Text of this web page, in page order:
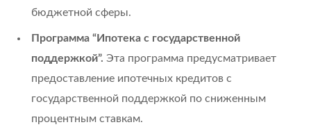
бюджетной сферы.
Программа “Ипотека с государственной
поддержкой”. Эта программа предусматривает
предоставление ипотечных кредитов с
государственной поддержкой по сниженным
процентным ставкам.